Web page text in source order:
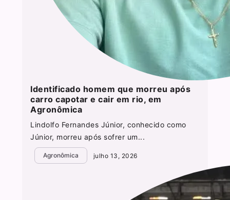
Identificado homem que morreu após
carro capotar e cair em rio, em
Agronômica
Lindolfo Fernandes Júnior, conhecido como
Júnior, morreu após sofrer um...
Agronômica julho 13, 2026